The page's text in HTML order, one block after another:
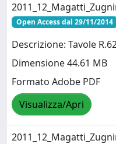
Open Access dal 29/11/2014
Descrizione: Tavole
Dimensione 44.61 MB
Formato Adobe PDF
Visualizza/Apri